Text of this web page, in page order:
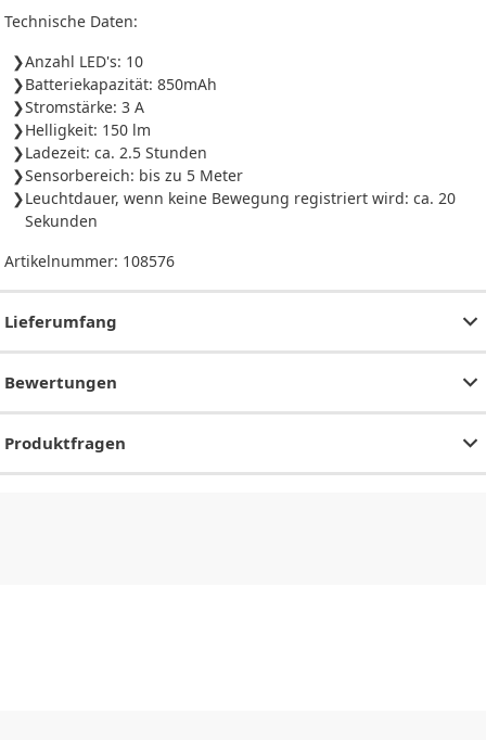
Technische Daten:
Anzahl LED's: 10
Batteriekapazität: 850mAh
Stromstärke: 3 A
Helligkeit: 150 lm
Ladezeit: ca. 2.5 Stunden
Sensorbereich: bis zu 5 Meter
Leuchtdauer, wenn keine Bewegung registriert wird: ca. 20
Sekunden
Artikelnummer: 108576
Lieferumfang
Bewertungen
Produktfragen